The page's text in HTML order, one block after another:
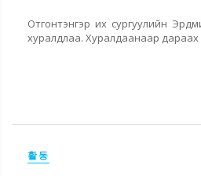
Отгонтэнгэр их сургуулийн
хуралдлаа. Хуралдаанаар дараах
활동